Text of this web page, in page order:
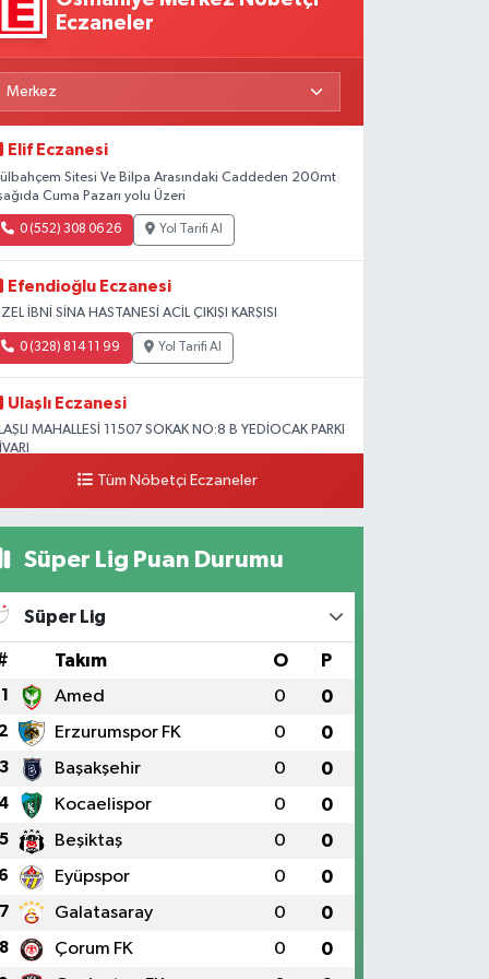
Eczaneler
Elif Eczanesi
Sitesi Ve Bilpa Arasındaki Caddeden 200mt
Cuma Pazarı yolu Üzeri
0 (552) 308 06 26 Yol Tarifi Al
Efendioğlu Eczanesi
İBNİ SİNA HASTANESİ ACİL ÇIKIŞI KARŞISI
0 (328) 814 11 99 Yol Tarifi Al
Ulaşlı Eczanesi
MAHALLESİ 11507 SOKAK NO:8 B YEDİOCAK PARKI
0 (546) 158 81 80 Yol Tarifi Al
Tüm Nöbetçi Eczaneler
Süper Lig Puan Durumu
Süper Lig
Takım O P
1 Amed 0 0
2 Erzurumspor FK 0 0
3 Başakşehir 0 0
4 Kocaelispor 0 0
5 Beşiktaş 0 0
6 Eyüpspor 0 0
7 Galatasaray 0 0
8 Çorum FK 0 0